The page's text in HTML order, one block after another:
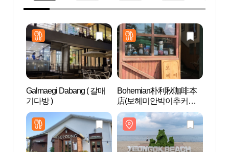
Galmaegi Dabang ( 갈매
기다방 )
Bohemian朴利秋咖啡本
店(보헤미안박이추커피
본점)